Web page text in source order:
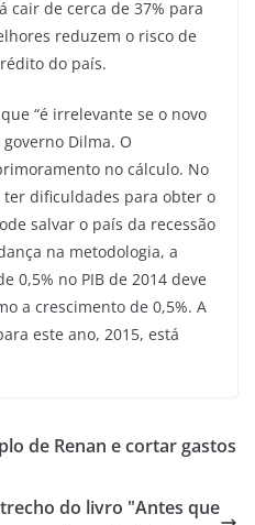
cair de cerca de 37% para
reduzem o risco de
do país.
“é irrelevante se o novo
Dilma. O
no cálculo. No
dificuldades para obter o
salvar o país da recessão
na metodologia, a
0,5% no PIB de 2014 deve
a crescimento de 0,5%. A
este ano, 2015, está
de Renan e cortar gastos
do livro "Antes que